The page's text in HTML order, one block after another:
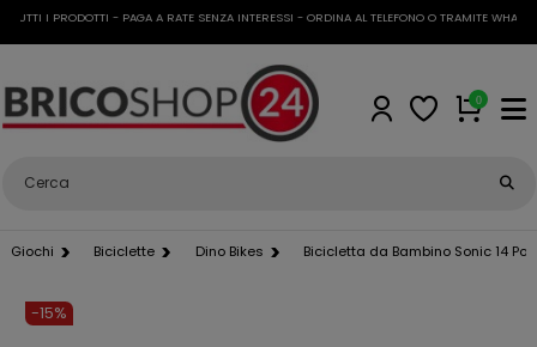
I PRODOTTI - PAGA A RATE SENZA INTERESSI - ORDINA AL TELEFONO O TRAMITE WHATSAPP
0
Giochi Biciclette Dino Bikes Bicicletta da Bambino Sonic 14
-15%